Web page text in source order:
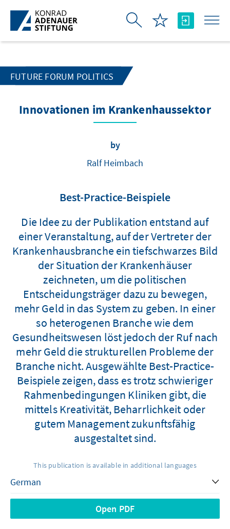
Skip to Main Content
FUTURE FORUM POLITICS
Innovationen im Krankenhaussektor
by
Ralf Heimbach
Best-Practice-Beispiele
Die Idee zu der Publikation entstand auf
einer Veranstaltung, auf der Vertreter der
Krankenhausbranche ein tiefschwarzes Bild
der Situation der Krankenhäuser
zeichneten, um die politischen
Entscheidungsträger dazu zu bewegen,
mehr Geld in das System zu geben. In einer
so heterogenen Branche wie dem
Gesundheitswesen löst jedoch der Ruf nach
mehr Geld die strukturellen Probleme der
Branche nicht. Ausgewählte Best-Practice-
Beispiele zeigen, dass es trotz schwieriger
Rahmenbedingungen Kliniken gibt, die
mittels Kreativität, Beharrlichkeit oder
gutem Management zukunftsfähig
ausgestaltet sind.
This publication is available in additional languages
Open PDF